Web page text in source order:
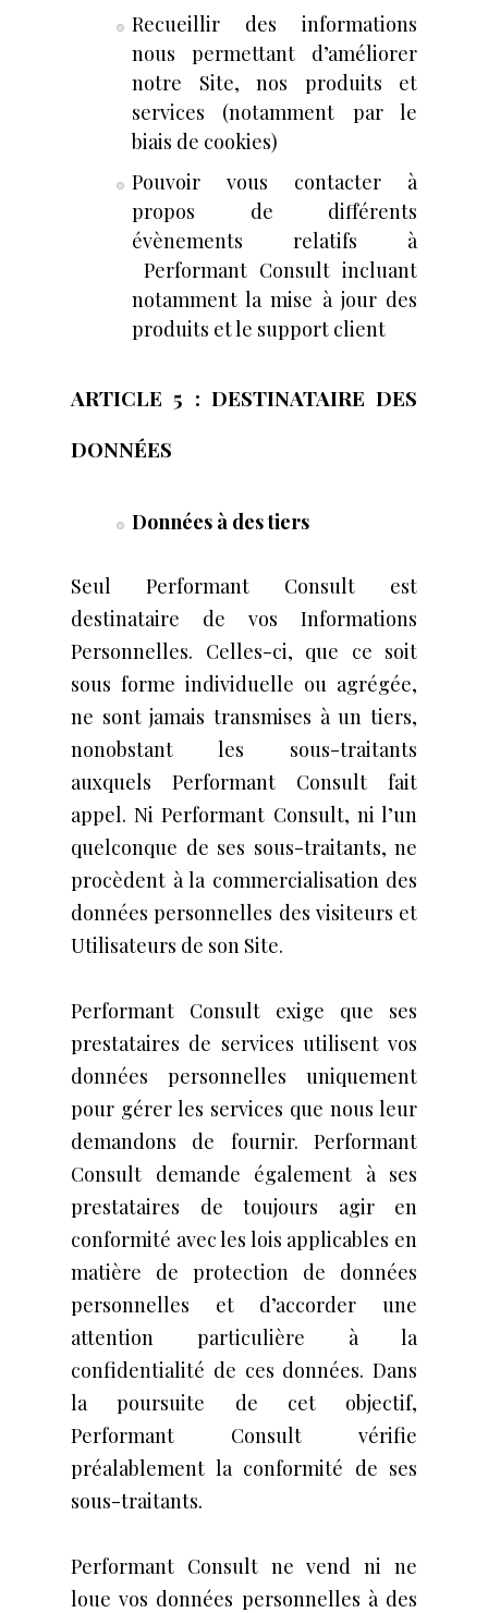
Recueillir des informations
nous permettant d’améliorer
notre Site, nos produits et
services (notamment par le
biais de cookies)
Pouvoir vous contacter à
propos de différents
évènements relatifs à
Performant Consult incluant
notamment la mise à jour des
produits et le support client
ARTICLE 5 : DESTINATAIRE DES
DONNÉES​
Données à des tiers
Seul Performant Consult est
destinataire de vos Informations
Personnelles. Celles-ci, que ce soit
sous forme individuelle ou agrégée,
ne sont jamais transmises à un tiers,
nonobstant les sous-traitants
auxquels Performant Consult fait
appel. Ni Performant Consult, ni l’un
quelconque de ses sous-traitants, ne
procèdent à la commercialisation des
données personnelles des visiteurs et
Utilisateurs de son Site.
Performant Consult exige que ses
prestataires de services utilisent vos
données personnelles uniquement
pour gérer les services que nous leur
demandons de fournir. Performant
Consult demande également à ses
prestataires de toujours agir en
conformité avec les lois applicables en
matière de protection de données
personnelles et d’accorder une
attention particulière à la
confidentialité de ces données. Dans
la poursuite de cet objectif,
Performant Consult vérifie
préalablement la conformité de ses
sous-traitants.
Performant Consult ne vend ni ne
loue vos données personnelles à des